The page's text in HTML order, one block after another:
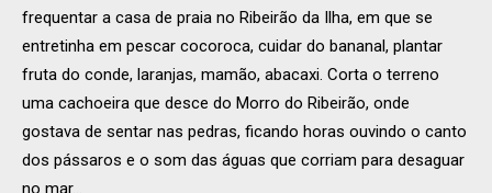
frequentar a casa de praia no Ribeirão da Ilha, em que se
entretinha em pescar cocoroca, cuidar do bananal, plantar
fruta do conde, laranjas, mamão, abacaxi. Corta o terreno
uma cachoeira que desce do Morro do Ribeirão, onde
gostava de sentar nas pedras, ficando horas ouvindo o canto
dos pássaros e o som das águas que corriam para desaguar
no mar…